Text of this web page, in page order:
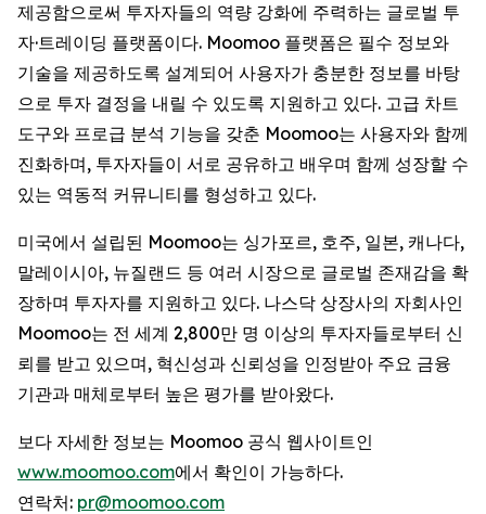
제공함으로써 투자자들의 역량 강화에 주력하는 글로벌 투
자·트레이딩 플랫폼이다. Moomoo 플랫폼은 필수 정보와
기술을 제공하도록 설계되어 사용자가 충분한 정보를 바탕
으로 투자 결정을 내릴 수 있도록 지원하고 있다. 고급 차트
도구와 프로급 분석 기능을 갖춘 Moomoo는 사용자와 함께
진화하며, 투자자들이 서로 공유하고 배우며 함께 성장할 수
있는 역동적 커뮤니티를 형성하고 있다.
미국에서 설립된 Moomoo는 싱가포르, 호주, 일본, 캐나다,
말레이시아, 뉴질랜드 등 여러 시장으로 글로벌 존재감을 확
장하며 투자자를 지원하고 있다. 나스닥 상장사의 자회사인
Moomoo는 전 세계 2,800만 명 이상의 투자자들로부터 신
뢰를 받고 있으며, 혁신성과 신뢰성을 인정받아 주요 금융
기관과 매체로부터 높은 평가를 받아왔다.
보다 자세한 정보는 Moomoo 공식 웹사이트인
www.moomoo.com에서 확인이 가능하다.
연락처: pr@moomoo.com